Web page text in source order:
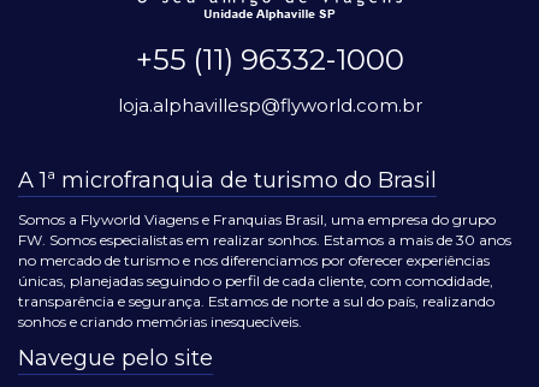
+55 (11) 96332-1000
loja.alphavillesp@flyworld.com.br
A 1ª microfranquia de turismo do Brasil
Somos a Flyworld Viagens e Franquias Brasil, uma empresa do grupo
FW. Somos especialistas em realizar sonhos. Estamos a mais de 30 anos
no mercado de turismo e nos diferenciamos por oferecer experiências
únicas, planejadas seguindo o perfil de cada cliente, com comodidade,
transparência e segurança. Estamos de norte a sul do país, realizando
sonhos e criando memórias inesquecíveis.
Navegue pelo site